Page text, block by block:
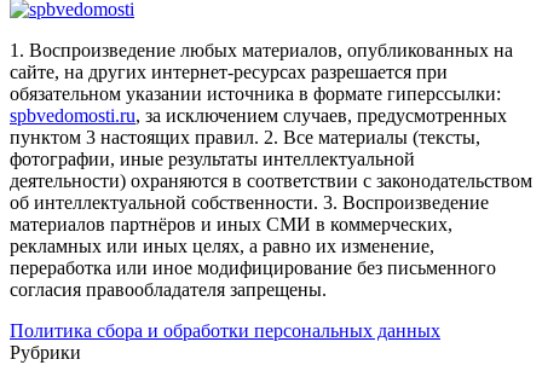
1. Воспроизведение любых материалов, опубликованных на
сайте, на других интернет-ресурсах разрешается при
обязательном указании источника в формате гиперссылки:
spbvedomosti.ru, за исключением случаев, предусмотренных
пунктом 3 настоящих правил. 2. Все материалы (тексты,
фотографии, иные результаты интеллектуальной
деятельности) охраняются в соответствии с законодательством
об интеллектуальной собственности. 3. Воспроизведение
материалов партнёров и иных СМИ в коммерческих,
рекламных или иных целях, а равно их изменение,
переработка или иное модифицирование без письменного
согласия правообладателя запрещены.
Политика сбора и обработки персональных данных
Рубрики